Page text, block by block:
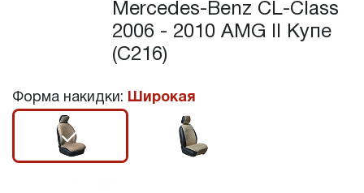
Mercedes-Benz CL-Class
2006 - 2010 AMG II Купе
(C216)
Форма накидки: Широкая
r